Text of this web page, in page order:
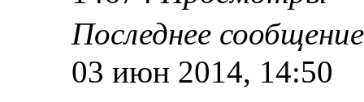
Последнее
03 июн 2014, 14:50